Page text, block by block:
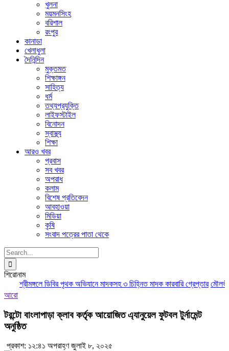
খুলনা
ময়মনসিংহ
বরিশাল
রংপুর
কানাডা
খেলাধুলা
দৈনিন্দিন
মুক্তমত
শিক্ষাঙ্গন
সাহিত্য
ধর্ম
তথ্যপ্রযুক্তি
লাইফস্টাইল
বিনোদন
স্বাস্থ্য
শিক্ষা
আরও খবর
প্রবাস
সব খবর
অপরাধ
কলাম
বিশেষ প্রতিবেদন
আবহাওয়া
মিডিয়া
কৃষি
সংবাদ পত্রের পাতা থেকে
Search
for:
শিরোনাম
শ্রীমঙ্গলে ডিবির পৃথক অভিযানে মাদকসহ ৩ চিহ্নিত মাদক কারবারি গ্রেপ্তার
আরো
টরন্টো বাংলাপাড়া ক্লাব কর্তৃক আয়োজিত এ্যানুয়েল ফুটবল টুর্নামেন্ট
অনুষ্ঠিত
প্রকাশ: ১২:৪১ অপরাহ্ণ জুলাই ৮, ২০২৫